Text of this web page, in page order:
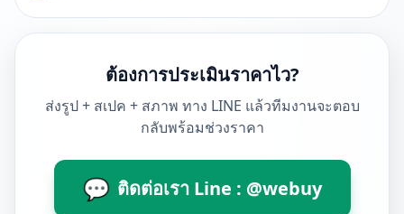
ต้องการประเมินราคาไว?
ส่งรูป + สเปค + สภาพ ทาง LINE แล้วทีมงานจะตอบ
กลับพร้อมช่วงราคา
💬 ติดต่อเรา Line : @webuy